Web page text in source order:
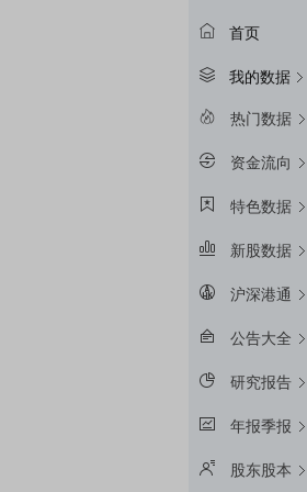
首页
我的数据
热门数据
资金流向
特色数据
新股数据
沪深港通
公告大全
研究报告
年报季报
股东股本